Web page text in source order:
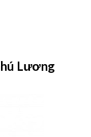
Lương